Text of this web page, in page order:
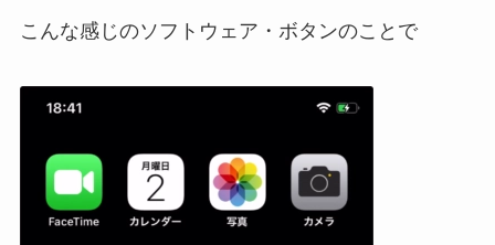
こんな感じのソフトウェア・ボタンのことで